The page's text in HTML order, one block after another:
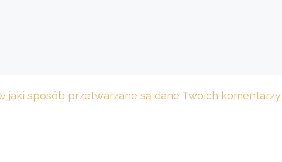
jaki sposób przetwarzane są dane Twoich komentarzy.